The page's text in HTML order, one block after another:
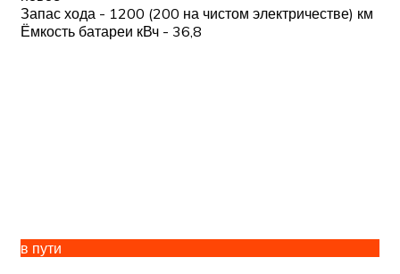
Запас хода - 1200 (200 на чистом электричестве) км
Ёмкость батареи кВч - 36,8
в пути